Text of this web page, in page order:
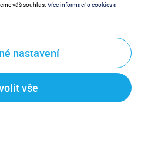
váš souhlas. Více informací o cookies a
nastavení
vše